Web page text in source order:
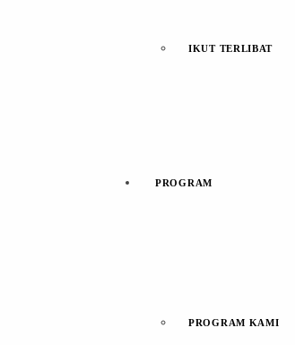
IKUT TERLIBAT
PROGRAM
PROGRAM KAMI